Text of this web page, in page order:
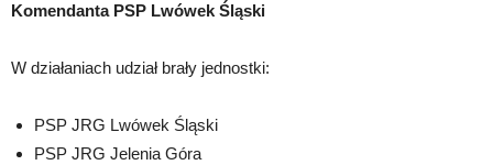
Komendanta PSP Lwówek Śląski
W działaniach udział brały jednostki:
PSP JRG Lwówek Śląski
PSP JRG Jelenia Góra